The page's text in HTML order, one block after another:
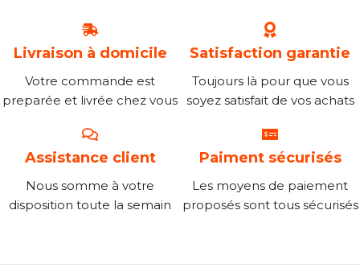
Livraison à domicile
Votre commande est
preparée et livrée chez vous
Satisfaction garantie
Toujours là pour que vous
soyez satisfait de vos achats
Assistance client
Nous somme à votre
disposition toute la semain
Paiment sécurisés
Les moyens de paiement
proposés sont tous sécurisés